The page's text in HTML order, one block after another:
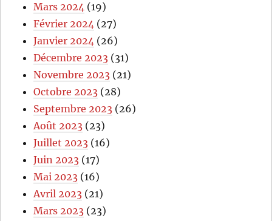
Mars 2024 (19)
Février 2024 (27)
Janvier 2024 (26)
Décembre 2023 (31)
Novembre 2023 (21)
Octobre 2023 (28)
Septembre 2023 (26)
Août 2023 (23)
Juillet 2023 (16)
Juin 2023 (17)
Mai 2023 (16)
Avril 2023 (21)
Mars 2023 (23)